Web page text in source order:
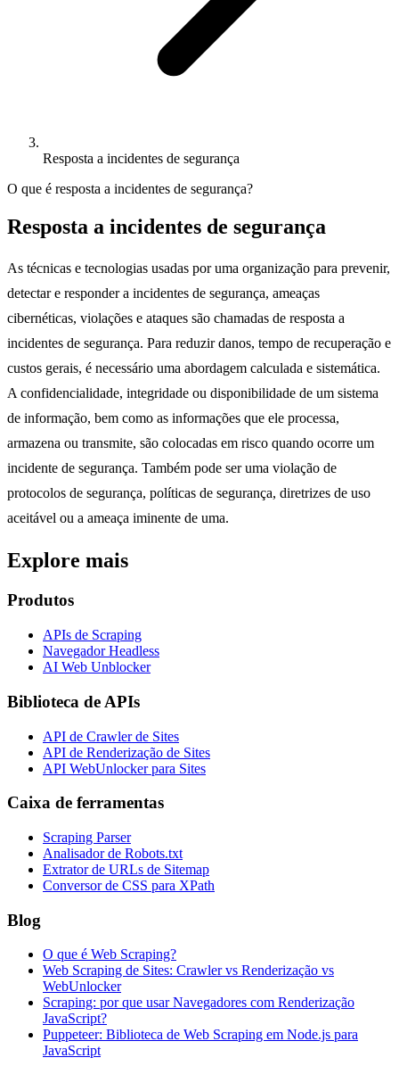
Resposta a incidentes de segurança
O que é resposta a incidentes de segurança?
Resposta a incidentes de segurança
As técnicas e tecnologias usadas por uma organização para prevenir,
detectar e responder a incidentes de segurança, ameaças
cibernéticas, violações e ataques são chamadas de resposta a
incidentes de segurança. Para reduzir danos, tempo de recuperação e
custos gerais, é necessário uma abordagem calculada e sistemática.
A confidencialidade, integridade ou disponibilidade de um sistema
de informação, bem como as informações que ele processa,
armazena ou transmite, são colocadas em risco quando ocorre um
incidente de segurança. Também pode ser uma violação de
protocolos de segurança, políticas de segurança, diretrizes de uso
aceitável ou a ameaça iminente de uma.
Explore mais
Produtos
APIs de Scraping
Navegador Headless
AI Web Unblocker
Biblioteca de APIs
API de Crawler de Sites
API de Renderização de Sites
API WebUnlocker para Sites
Caixa de ferramentas
Scraping Parser
Analisador de Robots.txt
Extrator de URLs de Sitemap
Conversor de CSS para XPath
Blog
O que é Web Scraping?
Web Scraping de Sites: Crawler vs Renderização vs
WebUnlocker
Scraping: por que usar Navegadores com Renderização
JavaScript?
Puppeteer: Biblioteca de Web Scraping em Node.js para
JavaScript